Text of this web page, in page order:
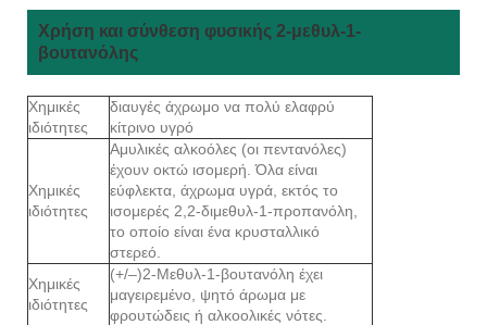
Χρήση και σύνθεση φυσικής 2-μεθυλ-1-
βουτανόλης
Χημικές
ιδιότητες
διαυγές άχρωμο να πολύ ελαφρύ
κίτρινο υγρό
Χημικές
ιδιότητες
Αμυλικές αλκοόλες (οι πεντανόλες)
έχουν οκτώ ισομερή. Όλα είναι
εύφλεκτα, άχρωμα υγρά, εκτός το
ισομερές 2,2-διμεθυλ-1-προπανόλη,
το οποίο είναι ένα κρυσταλλικό
στερεό.
Χημικές
ιδιότητες
(+/–)2-Μεθυλ-1-βουτανόλη έχει
μαγειρεμένο, ψητό άρωμα με
φρουτώδεις ή αλκοολικές νότες.